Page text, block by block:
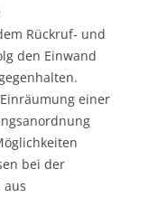
Rückruf- und
den Einwand
einer
bei der
aus